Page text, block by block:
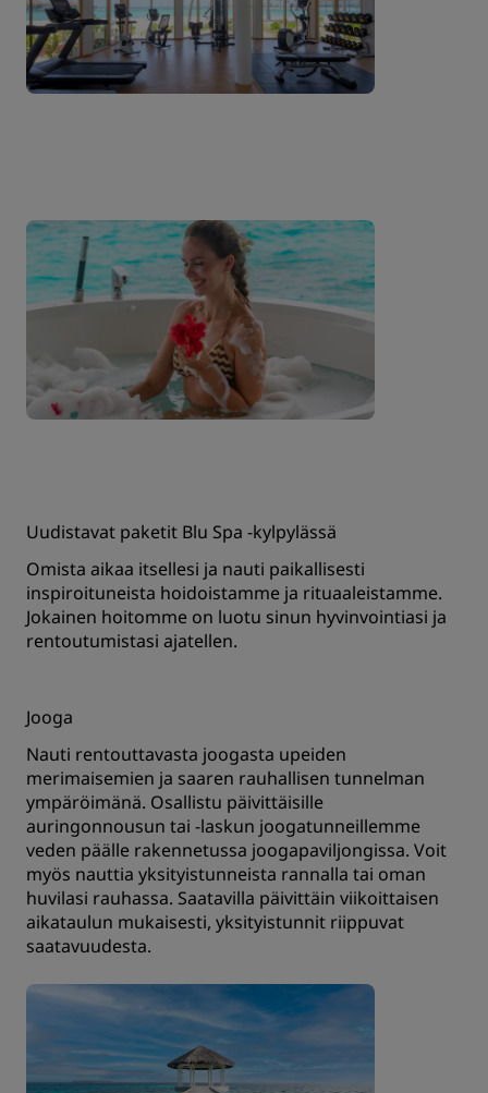
Uudistavat paketit Blu Spa -kylpylässä
Omista aikaa itsellesi ja nauti paikallisesti
inspiroituneista hoidoistamme ja rituaaleistamme.
Jokainen hoitomme on luotu sinun hyvinvointiasi ja
rentoutumistasi ajatellen.
Jooga
Nauti rentouttavasta joogasta upeiden
merimaisemien ja saaren rauhallisen tunnelman
ympäröimänä. Osallistu päivittäisille
auringonnousun tai -laskun joogatunneillemme
veden päälle rakennetussa joogapaviljongissa. Voit
myös nauttia yksityistunneista rannalla tai oman
huvilasi rauhassa. Saatavilla päivittäin viikoittaisen
aikataulun mukaisesti, yksityistunnit riippuvat
saatavuudesta.